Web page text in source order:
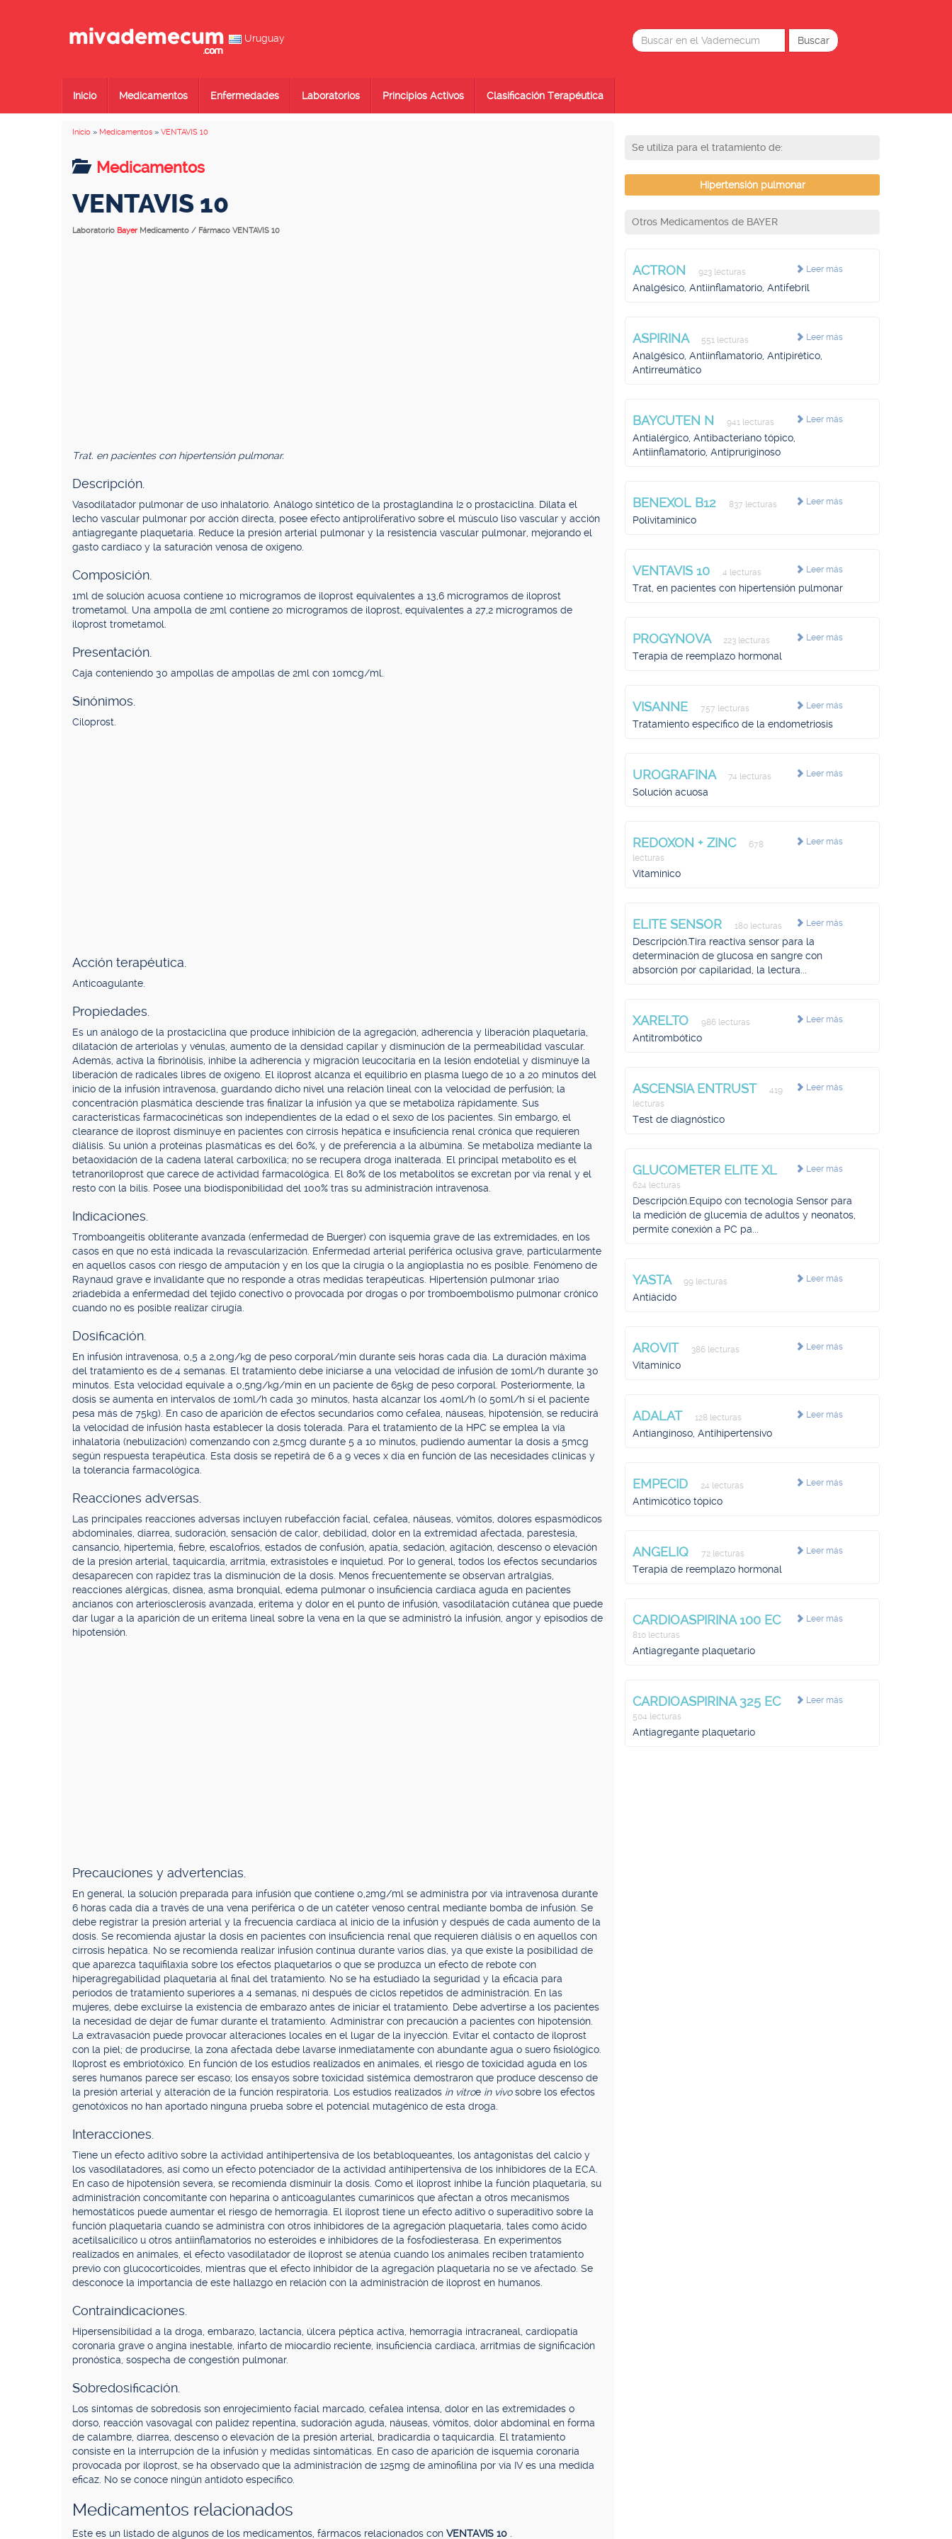
Uruguay
Inicio Medicamentos Enfermedades Laboratorios Principios Activos Clasificación Terapéutica
Inicio » Medicamentos » VENTAVIS 10
Medicamentos
VENTAVIS 10
Laboratorio Bayer Medicamento / Fármaco VENTAVIS 10
Trat. en pacientes con hipertensión pulmonar.
Descripción.
Vasodilatador pulmonar de uso inhalatorio. Análogo sintético de la prostaglandina I2 o prostaciclina. Dilata el
lecho vascular pulmonar por acción directa, posee efecto antiproliferativo sobre el músculo liso vascular y acción
antiagregante plaquetaria. Reduce la presión arterial pulmonar y la resistencia vascular pulmonar, mejorando el
gasto cardíaco y la saturación venosa de oxígeno.
Composición.
1ml de solución acuosa contiene 10 microgramos de iloprost equivalentes a 13,6 microgramos de iloprost
trometamol. Una ampolla de 2ml contiene 20 microgramos de iloprost, equivalentes a 27,2 microgramos de
iloprost trometamol.
Presentación.
Caja conteniendo 30 ampollas de ampollas de 2ml con 10mcg/ml.
Sinónimos.
Ciloprost.
Acción terapéutica.
Anticoagulante.
Propiedades.
Es un análogo de la prostaciclina que produce inhibición de la agregación, adherencia y liberación plaquetaria,
dilatación de arteriolas y vénulas, aumento de la densidad capilar y disminución de la permeabilidad vascular.
Además, activa la fibrinólisis, inhibe la adherencia y migración leucocitaria en la lesión endotelial y disminuye la
liberación de radicales libres de oxígeno. El iloprost alcanza el equilibrio en plasma luego de 10 a 20 minutos del
inicio de la infusión intravenosa, guardando dicho nivel una relación lineal con la velocidad de perfusión; la
concentración plasmática desciende tras finalizar la infusión ya que se metaboliza rápidamente. Sus
características farmacocinéticas son independientes de la edad o el sexo de los pacientes. Sin embargo, el
clearance de iloprost disminuye en pacientes con cirrosis hepática e insuficiencia renal crónica que requieren
diálisis. Su unión a proteínas plasmáticas es del 60%, y de preferencia a la albúmina. Se metaboliza mediante la
betaoxidación de la cadena lateral carboxílica; no se recupera droga inalterada. El principal metabolito es el
tetranoriloprost que carece de actividad farmacológica. El 80% de los metabolitos se excretan por vía renal y el
resto con la bilis. Posee una biodisponibilidad del 100% tras su administración intravenosa.
Indicaciones.
Tromboangeítis obliterante avanzada (enfermedad de Buerger) con isquemia grave de las extremidades, en los
casos en que no está indicada la revascularización. Enfermedad arterial periférica oclusiva grave, particularmente
en aquellos casos con riesgo de amputación y en los que la cirugía o la angioplastia no es posible. Fenómeno de
Raynaud grave e invalidante que no responde a otras medidas terapéuticas. Hipertensión pulmonar 1riao
2riadebida a enfermedad del tejido conectivo o provocada por drogas o por tromboembolismo pulmonar crónico
cuando no es posible realizar cirugía.
Dosificación.
En infusión intravenosa, 0,5 a 2,0ng/kg de peso corporal/min durante seis horas cada día. La duración máxima
del tratamiento es de 4 semanas. El tratamiento debe iniciarse a una velocidad de infusión de 10ml/h durante 30
minutos. Esta velocidad equivale a 0,5ng/kg/min en un paciente de 65kg de peso corporal. Posteriormente, la
dosis se aumenta en intervalos de 10ml/h cada 30 minutos, hasta alcanzar los 40ml/h (o 50ml/h si el paciente
pesa más de 75kg). En caso de aparición de efectos secundarios como cefalea, náuseas, hipotensión, se reducirá
la velocidad de infusión hasta establecer la dosis tolerada. Para el tratamiento de la HPC se emplea la vía
inhalatoria (nebulización) comenzando con 2,5mcg durante 5 a 10 minutos, pudiendo aumentar la dosis a 5mcg
según respuesta terapéutica. Esta dosis se repetirá de 6 a 9 veces x día en función de las necesidades clínicas y
la tolerancia farmacológica.
Reacciones adversas.
Las principales reacciones adversas incluyen rubefacción facial, cefalea, náuseas, vómitos, dolores espasmódicos
abdominales, diarrea, sudoración, sensación de calor, debilidad, dolor en la extremidad afectada, parestesia,
cansancio, hipertemia, fiebre, escalofríos, estados de confusión, apatía, sedación, agitación, descenso o elevación
de la presión arterial, taquicardia, arritmia, extrasístoles e inquietud. Por lo general, todos los efectos secundarios
desaparecen con rapidez tras la disminución de la dosis. Menos frecuentemente se observan artralgias,
reacciones alérgicas, disnea, asma bronquial, edema pulmonar o insuficiencia cardíaca aguda en pacientes
ancianos con arteriosclerosis avanzada, eritema y dolor en el punto de infusión, vasodilatación cutánea que puede
dar lugar a la aparición de un eritema lineal sobre la vena en la que se administró la infusión, angor y episodios de
hipotensión.
Precauciones y advertencias.
En general, la solución preparada para infusión que contiene 0,2mg/ml se administra por vía intravenosa durante
6 horas cada día a través de una vena periférica o de un catéter venoso central mediante bomba de infusión. Se
debe registrar la presión arterial y la frecuencia cardíaca al inicio de la infusión y después de cada aumento de la
dosis. Se recomienda ajustar la dosis en pacientes con insuficiencia renal que requieren diálisis o en aquellos con
cirrosis hepática. No se recomienda realizar infusión continua durante varios días, ya que existe la posibilidad de
que aparezca taquifilaxia sobre los efectos plaquetarios o que se produzca un efecto de rebote con
hiperagregabilidad plaquetaria al final del tratamiento. No se ha estudiado la seguridad y la eficacia para
períodos de tratamiento superiores a 4 semanas, ni después de ciclos repetidos de administración. En las
mujeres, debe excluirse la existencia de embarazo antes de iniciar el tratamiento. Debe advertirse a los pacientes
la necesidad de dejar de fumar durante el tratamiento. Administrar con precaución a pacientes con hipotensión.
La extravasación puede provocar alteraciones locales en el lugar de la inyección. Evitar el contacto de iloprost
con la piel; de producirse, la zona afectada debe lavarse inmediatamente con abundante agua o suero fisiológico.
Iloprost es embriotóxico. En función de los estudios realizados en animales, el riesgo de toxicidad aguda en los
seres humanos parece ser escaso; los ensayos sobre toxicidad sistémica demostraron que produce descenso de
la presión arterial y alteración de la función respiratoria. Los estudios realizados in vitroe in vivosobre los efectos
genotóxicos no han aportado ninguna prueba sobre el potencial mutagénico de esta droga.
Interacciones.
Tiene un efecto aditivo sobre la actividad antihipertensiva de los betabloqueantes, los antagonistas del calcio y
los vasodilatadores, así como un efecto potenciador de la actividad antihipertensiva de los inhibidores de la ECA.
En caso de hipotensión severa, se recomienda disminuir la dosis. Como el iloprost inhibe la función plaquetaria, su
administración concomitante con heparina o anticoagulantes cumarínicos que afectan a otros mecanismos
hemostáticos puede aumentar el riesgo de hemorragia. El iloprost tiene un efecto aditivo o superaditivo sobre la
función plaquetaria cuando se administra con otros inhibidores de la agregación plaquetaria, tales como ácido
acetilsalicílico u otros antiinflamatorios no esteroides e inhibidores de la fosfodiesterasa. En experimentos
realizados en animales, el efecto vasodilatador de iloprost se atenúa cuando los animales reciben tratamiento
previo con glucocorticoides, mientras que el efecto inhibidor de la agregación plaquetaria no se ve afectado. Se
desconoce la importancia de este hallazgo en relación con la administración de iloprost en humanos.
Contraindicaciones.
Hipersensibilidad a la droga, embarazo, lactancia, úlcera péptica activa, hemorragia intracraneal, cardiopatía
coronaria grave o angina inestable, infarto de miocardio reciente, insuficiencia cardíaca, arritmias de significación
pronóstica, sospecha de congestión pulmonar.
Sobredosificación.
Los síntomas de sobredosis son enrojecimiento facial marcado, cefalea intensa, dolor en las extremidades o
dorso, reacción vasovagal con palidez repentina, sudoración aguda, náuseas, vómitos, dolor abdominal en forma
de calambre, diarrea, descenso o elevación de la presión arterial, bradicardia o taquicardia. El tratamiento
consiste en la interrupción de la infusión y medidas sintomáticas. En caso de aparición de isquemia coronaria
provocada por iloprost, se ha observado que la administración de 125mg de aminofilina por vía IV es una medida
eficaz. No se conoce ningún antídoto específico.
Medicamentos relacionados
Este es un listado de algunos de los medicamentos, fármacos relacionados con VENTAVIS 10
Se utiliza para el tratamiento de:
Hipertensión pulmonar
Otros Medicamentos de BAYER
Leer más
ACTRON 923 lecturas
Analgésico, Antiinflamatorio, Antifebril
Leer más
ASPIRINA 551 lecturas
Analgésico, Antiinflamatorio, Antipirético,
Antirreumático
Leer más
BAYCUTEN N 941 lecturas
Antialérgico, Antibacteriano tópico,
Antiinflamatorio, Antipruriginoso
Leer más
BENEXOL B12 837 lecturas
Polivitamínico
Leer más
VENTAVIS 10 4 lecturas
Trat, en pacientes con hipertensión pulmonar
Leer más
PROGYNOVA 223 lecturas
Terapia de reemplazo hormonal
Leer más
VISANNE 757 lecturas
Tratamiento específico de la endometriosis
Leer más
UROGRAFINA 74 lecturas
Solución acuosa
Leer más
REDOXON + ZINC
678
lecturas
Vitamínico
Leer más
ELITE SENSOR 180 lecturas
Descripción.Tira reactiva sensor para la
determinación de glucosa en sangre con
absorción por capilaridad, la lectura...
Leer más
XARELTO 986 lecturas
Antitrombótico
Leer más
ASCENSIA ENTRUST
419
lecturas
Test de diagnóstico
Leer más
GLUCOMETER ELITE XL
624 lecturas
Descripción.Equipo con tecnología Sensor para
la medición de glucemia de adultos y neonatos,
permite conexión a PC pa...
Leer más
YASTA 99 lecturas
Antiácido
Leer más
AROVIT 386 lecturas
Vitamínico
Leer más
ADALAT 128 lecturas
Antianginoso, Antihipertensivo
Leer más
EMPECID 24 lecturas
Antimicótico tópico
Leer más
ANGELIQ 72 lecturas
Terapia de reemplazo hormonal
Leer más
CARDIOASPIRINA 100 EC
810 lecturas
Antiagregante plaquetario
Leer más
CARDIOASPIRINA 325 EC
504 lecturas
Antiagregante plaquetario